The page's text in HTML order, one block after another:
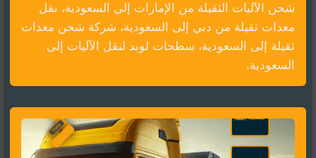
شحن الآليات الثقيلة من الإمارات إلى السعودية، نقل
معدات ثقيلة من دبي إلى السعودية، شركة شحن معدات
ثقيلة إلى السعودية، سطحات لوبد لنقل الآليات إلى
السعودية.